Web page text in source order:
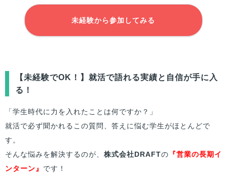
未経験から参加してみる
【未経験でOK！】就活で語れる実績と自信が手に入
る！
「学生時代に力を入れたことは何ですか？」
就活で必ず聞かれるこの質問、答えに悩む学生がほとんどで
す。
そんな悩みを解決するのが、 株式会社DRAFTの 『営業の長期イ
ンターン』 です！